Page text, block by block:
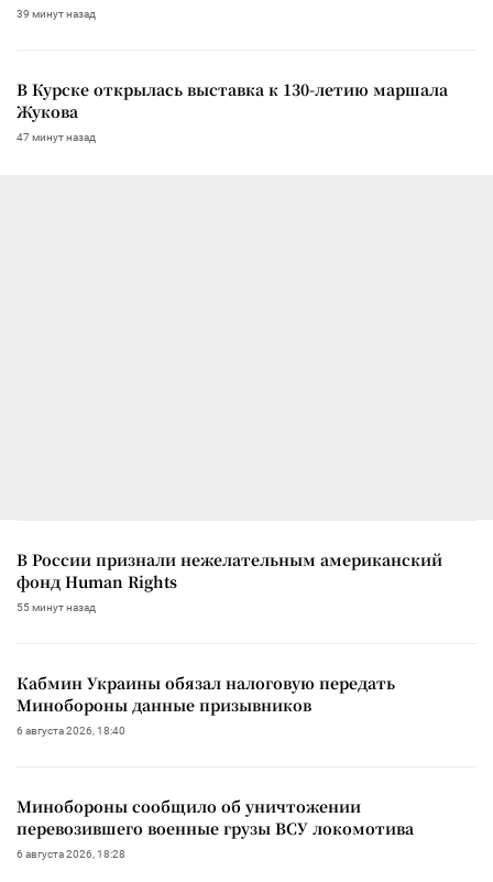
39 минут назад
В Курске открылась выставка к 130-летию маршала
Жукова
47 минут назад
В России признали нежелательным американский
фонд Human Rights
55 минут назад
Кабмин Украины обязал налоговую передать
Минобороны данные призывников
6 августа 2026, 18:40
Минобороны сообщило об уничтожении
перевозившего военные грузы ВСУ локомотива
6 августа 2026, 18:28